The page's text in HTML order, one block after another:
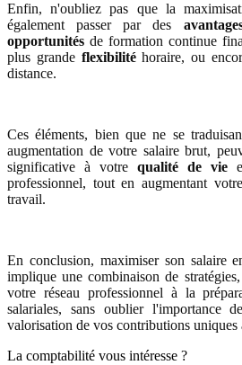
Enfin, n'oubliez pas que la
également passer par des
opportunités de formation continue
plus grande flexibilitéhoraire, ou
distance.
Ces éléments, bien que ne se
augmentation de votre salaire brut,
significative à votre qualité de vie
professionnel, tout en augmentant
travail.
En conclusion, maximiser son salaire
implique une combinaison de
votre réseau professionnel à la
salariales, sans oublier l'importance
valorisation de vos contributions uniques
La comptabilité vous intéresse ?